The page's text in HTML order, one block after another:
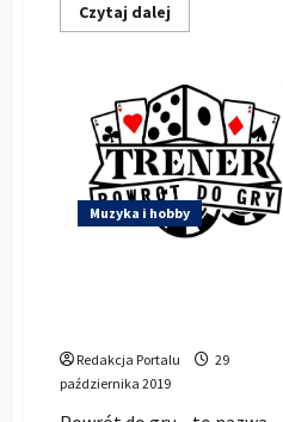
Czytaj dalej
się
wypadku
na
DK45
między
Kuniowem
a
Jasieniem
Muzyka i hobby
Redakcja Portalu
29
października 2019